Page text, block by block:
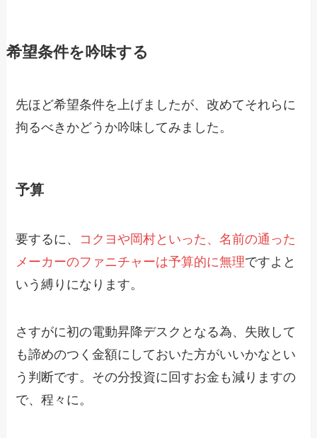
希望条件を吟味する
先ほど希望条件を上げましたが、改めてそれらに
拘るべきかどうか吟味してみました。
予算
要するに、 コクヨや岡村といった、名前の通った
メーカーのファニチャーは予算的に無理ですよと
いう縛りになります。
さすがに初の電動昇降デスクとなる為、失敗して
も諦めのつく金額にしておいた方がいいかなとい
う判断です。その分投資に回すお金も減りますの
で、程々に。